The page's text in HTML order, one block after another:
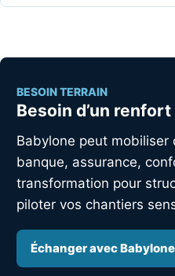
BESOIN TERRAIN
Besoin d’un
Babylone peut mobiliser
banque, assurance,
transformation pour
piloter vos chantiers
Échanger avec Babylone